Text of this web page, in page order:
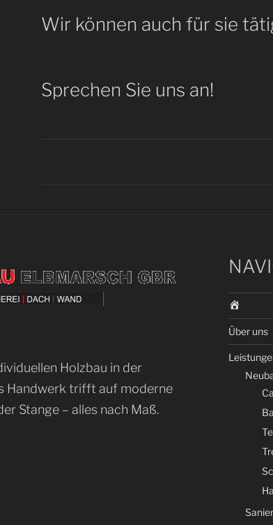
Wir können auch für sie
Sprechen Sie uns an!
Holzbau in der
Handwerk trifft auf moderne
Stange – alles nach Maß.
t
a
r
Über uns